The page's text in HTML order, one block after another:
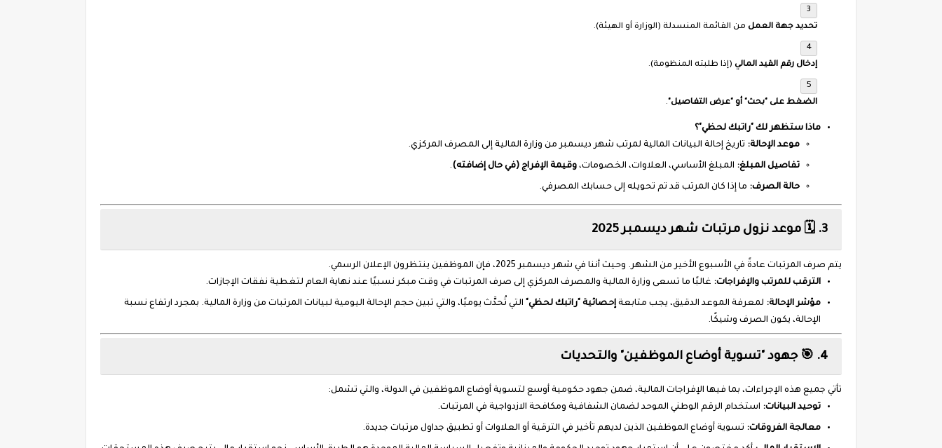
تحديد جهة العمل من القائمة المنسدلة (الوزارة أو الهيئة).
إدخال رقم القيد المالي (إذا طلبته المنظومة).
الضغط على "بحث" أو "عرض التفاصيل" .
ماذا ستظهر لك "راتبك لحظي"؟
موعد الإحالة: تاريخ إحالة البيانات المالية لمرتب شهر ديسمبر من وزارة المالية إلى المصرف المركزي.
تفاصيل المبلغ: المبلغ الأساسي، العلاوات، الخصومات، وقيمة الإفراج (في حال إضافته).
حالة الصرف: ما إذا كان المرتب قد تم تحويله إلى حسابك المصرفي.
3. 🗓️ موعد نزول مرتبات شهر ديسمبر 2025
يتم صرف المرتبات عادةً في الأسبوع الأخير من الشهر. وحيث أننا في شهر ديسمبر 2025، فإن الموظفين ينتظرون الإعلان الرسمي.
الترقب للمرتب والإفراجات: غالبًا ما تسعى وزارة المالية والمصرف المركزي إلى صرف المرتبات في وقت مبكر نسبيًا عند نهاية العام لتغطية نفقات الإجازات.
مؤشر الإحالة: لمعرفة الموعد الدقيق، يجب متابعة إحصائية "راتبك لحظي" التي تُحدَّث يوميًا، والتي تبين حجم الإحالة اليومية لبيانات المرتبات من وزارة المالية. بمجرد ارتفاع نسبة
الإحالة، يكون الصرف وشيكًا.
4. 🎯 جهود "تسوية أوضاع الموظفين" والتحديات
تأتي جميع هذه الإجراءات، بما فيها الإفراجات المالية، ضمن جهود حكومية أوسع لتسوية أوضاع الموظفين في الدولة، والتي تشمل:
توحيد البيانات: استخدام الرقم الوطني الموحد لضمان الشفافية ومكافحة الازدواجية في المرتبات.
معالجة الفروقات: تسوية أوضاع الموظفين الذين لديهم تأخير في الترقية أو العلاوات أو تطبيق جداول مرتبات جديدة.